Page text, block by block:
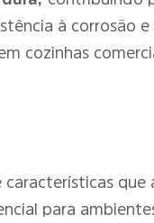
à corrosão
cozinhas
para